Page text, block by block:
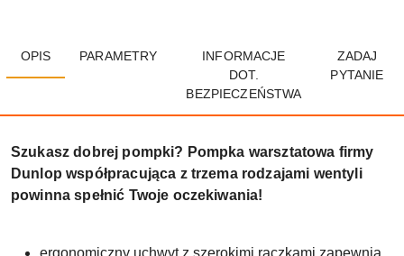
OPIS PARAMETRY
INFORMACJE
DOT.
BEZPIECZEŃSTWA
ZADAJ
PYTANIE
Szukasz dobrej pompki? Pompka warsztatowa firmy
Dunlop współpracująca z trzema rodzajami wentyli
powinna spełnić Twoje oczekiwania!
ergonomiczny uchwyt z szerokimi rączkami zapewnia